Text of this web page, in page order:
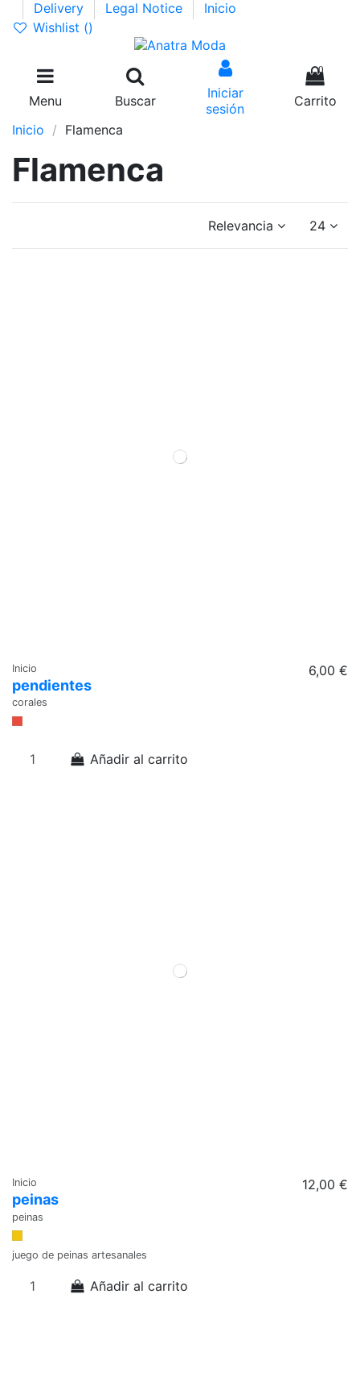
Delivery Legal Notice
Inicio
Wishlist ()
Menu Buscar
Iniciar
sesión
0
Carrito
Inicio
Flamenca
Flamenca
Relevancia 24
Inicio
pendientes
corales
6,00 €
Añadir al carrito
Inicio
peinas
peinas
12,00 €
juego de peinas artesanales
Añadir al carrito